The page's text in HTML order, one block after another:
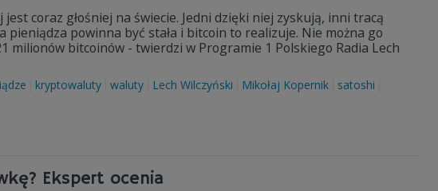
coraz głośniej na świecie. Jedni dzięki niej zyskują, inni tracą
pieniądza powinna być stała i bitcoin to realizuje. Nie można go
milionów bitcoinów - twierdzi w Programie 1 Polskiego Radia Lech
kryptowaluty waluty Lech Wilczyński Mikołaj Kopernik satoshi
Ekspert ocenia